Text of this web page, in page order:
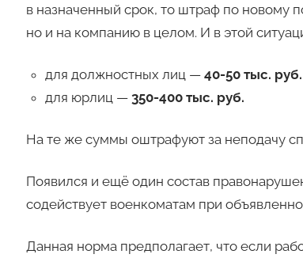
в назначенный срок, то штраф по новому
но и на компанию в целом. И в этой
для должностных лиц — 40-50 тыс. руб.
для юрлиц — 350-400 тыс. руб.
На те же суммы оштрафуют за неподачу
Появился и ещё один состав
содействует военкоматам при
Данная норма предполагает, что если